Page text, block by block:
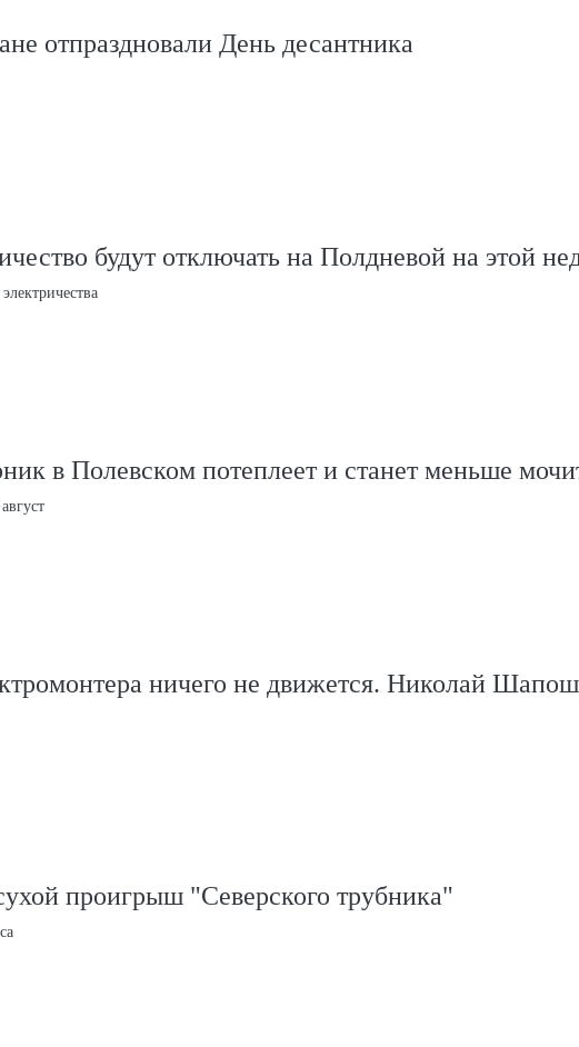
отпраздновали День десантника
будут отключать на Полдневой на этой
в Полевском потеплеет и станет меньше
ничего не движется. Николай
проигрыш "Северского трубника"